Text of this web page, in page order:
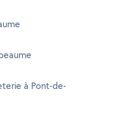
à Pont-de-